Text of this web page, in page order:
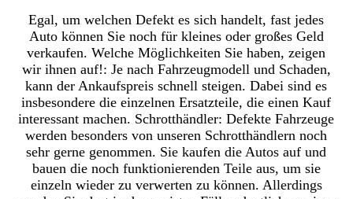
Egal, um welchen Defekt es sich handelt, fast jedes
Auto können Sie noch für kleines oder großes Geld
verkaufen. Welche Möglichkeiten Sie haben, zeigen
wir ihnen auf!: Je nach Fahrzeugmodell und Schaden,
kann der Ankaufspreis schnell steigen. Dabei sind es
insbesondere die einzelnen Ersatzteile, die einen Kauf
interessant machen. Schrotthändler: Defekte Fahrzeuge
werden besonders von unseren Schrotthändlern noch
sehr gerne genommen. Sie kaufen die Autos auf und
bauen die noch funktionierenden Teile aus, um sie
einzeln wieder zu verwerten zu können. Allerdings